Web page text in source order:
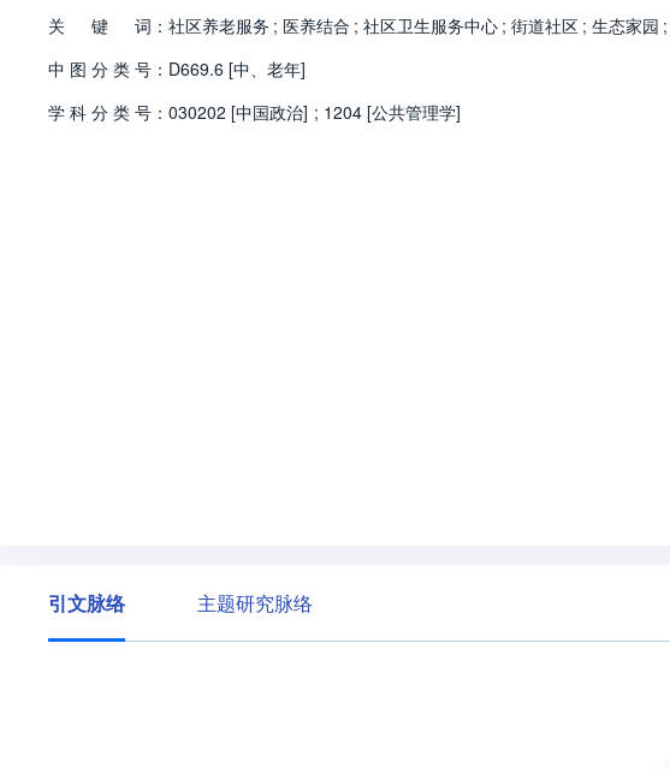
关
键 词： 社区养老服务 ; 医养结合 ; 社区卫生服务中心 ; 街道社区 ; 生态家园 ;
中 图 分 类 号： D669.6 [中、老年]
学 科 分 类 号： 030202 [中国政治] ; 1204 [公共管理学]
引文脉络 主题研究脉络